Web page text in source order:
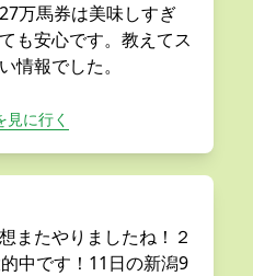
万馬券は美味しすぎ
も安心です。教えてス
情報でした。
に行く
またやりましたね！２
中です！11日の新潟9